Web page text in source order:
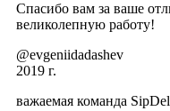
Спасибо вам за ваше
великолепную работу!
@evgeniidadashev
2019 г.
важаемая команда